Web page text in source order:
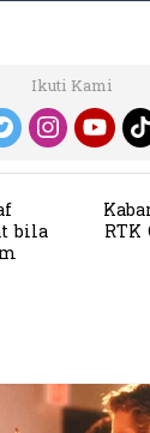
Ikuti Kami
bila
RTK